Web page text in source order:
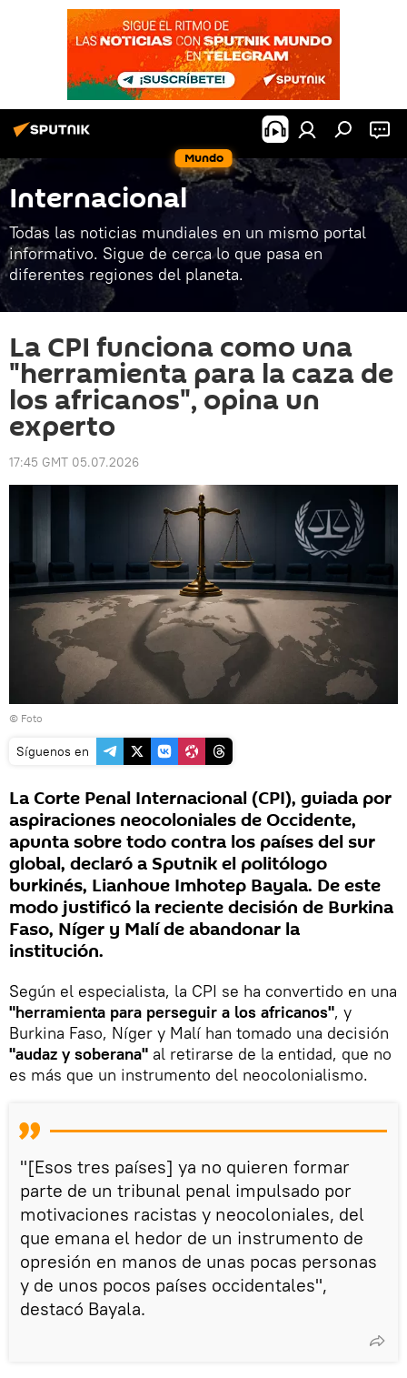
Mundo
Internacional
Todas las noticias mundiales en un mismo portal
informativo. Sigue de cerca lo que pasa en
diferentes regiones del planeta.
La CPI funciona como una
"herramienta para la caza de
los africanos", opina un
experto
17:45 GMT 05.07.2026
© Foto
Síguenos en
La Corte Penal Internacional (CPI), guiada por
aspiraciones neocoloniales de Occidente,
apunta sobre todo contra los países del sur
global, declaró a Sputnik el politólogo
burkinés, Lianhoue Imhotep Bayala. De este
modo justificó la reciente decisión de Burkina
Faso, Níger y Malí de abandonar la
institución.
Según el especialista, la CPI se ha convertido en una
"herramienta para perseguir a los africanos", y
Burkina Faso, Níger y Malí han tomado una decisión
"audaz y soberana" al retirarse de la entidad, que no
es más que un instrumento del neocolonialismo.
"[Esos tres países] ya no quieren formar
parte de un tribunal penal impulsado por
motivaciones racistas y neocoloniales, del
que emana el hedor de un instrumento de
opresión en manos de unas pocas personas
y de unos pocos países occidentales",
destacó Bayala.